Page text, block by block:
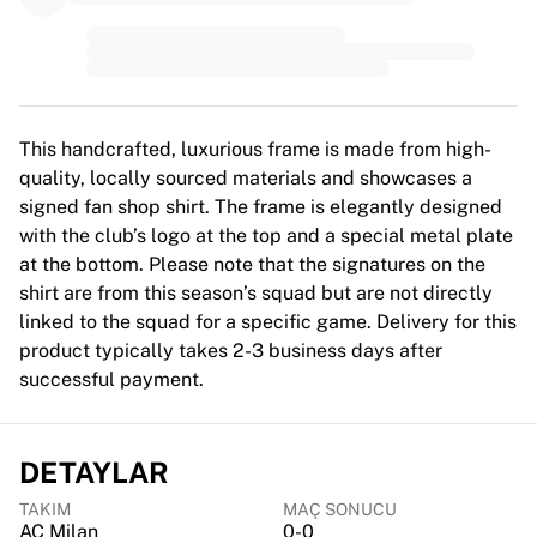
OL Lyonnes
Paris Saint-Germain Feminines
Arsenal WFC
Ülkeye göre göz atın
Basketbol
Öne çıkanlar
Charlotte Hornets
Chicago Bulls
LA Clippers
Tüm basketbolu görüntüle
Charlotte Hornets
This handcrafted, luxurious frame is made from high-
quality, locally sourced materials and showcases a
signed fan shop shirt. The frame is elegantly designed
with the club’s logo at the top and a special metal plate
at the bottom. Please note that the signatures on the
shirt are from this season’s squad but are not directly
linked to the squad for a specific game. Delivery for this
product typically takes 2-3 business days after
successful payment.
DETAYLAR
TAKIM
AC Milan
MAÇ SONUCU
0-0